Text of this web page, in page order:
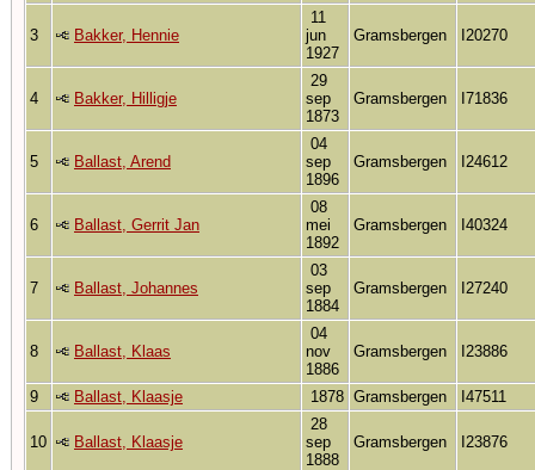
3 Bakker, Hennie
11
jun
1927
Gramsbergen I20270
4 Bakker, Hilligje
29
sep
1873
Gramsbergen I71836
5 Ballast, Arend
04
sep
1896
Gramsbergen I24612
6 Ballast, Gerrit Jan
08
mei
1892
Gramsbergen I40324
7 Ballast, Johannes
03
sep
1884
Gramsbergen I27240
8 Ballast, Klaas
04
nov
1886
Gramsbergen I23886
9 Ballast, Klaasje 1878 Gramsbergen I47511
10 Ballast, Klaasje
28
sep
1888
Gramsbergen I23876